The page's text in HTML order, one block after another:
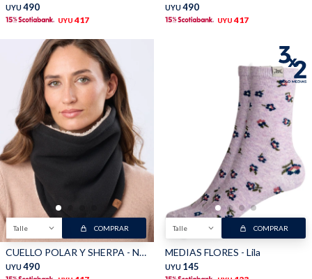
UYU 490
UYU 417
UYU 490
UYU 417
Talle COMPRAR
CUELLO POLAR Y SHERPA - Negro Y Beige
UYU 490
Talle COMPRAR
MEDIAS FLORES - Lila
UYU 145
Sacos
Bolsos y valijas
TALLES GRANDES Uniformes empresariales